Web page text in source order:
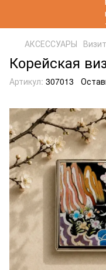
АКСЕССУАРЫ
Корейская
Артикул: 307013